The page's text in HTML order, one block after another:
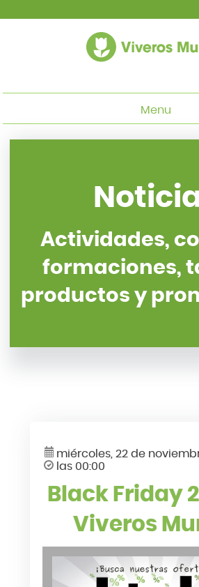
Menu
Actividades,
formaciones,
productos y
miércoles, 22 de
las 00:00
Black Friday
Viveros